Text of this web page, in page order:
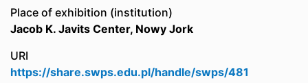
Place of exhibition (institution)
Jacob K. Javits Center, Nowy Jork
URI
https://share.swps.edu.pl/handle/swps/481